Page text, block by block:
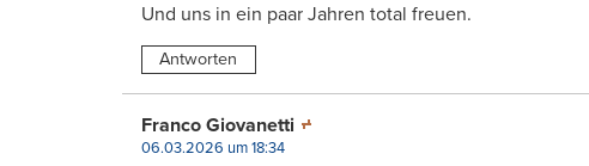
Und uns in ein paar Jahren total freuen.
Antworten
Franco Giovanetti
06.03.2026 um 18:34